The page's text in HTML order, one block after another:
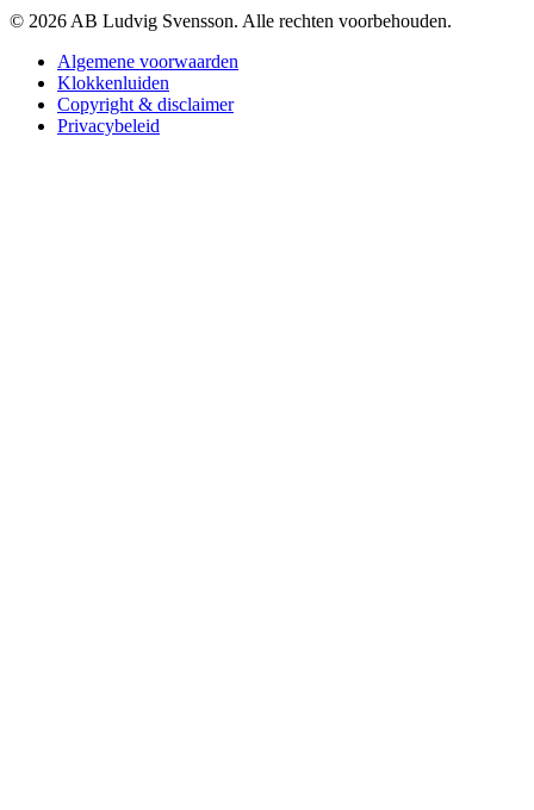
© 2026 AB Ludvig Svensson. Alle rechten voorbehouden.
Algemene voorwaarden
Klokkenluiden
Copyright & disclaimer
Privacybeleid